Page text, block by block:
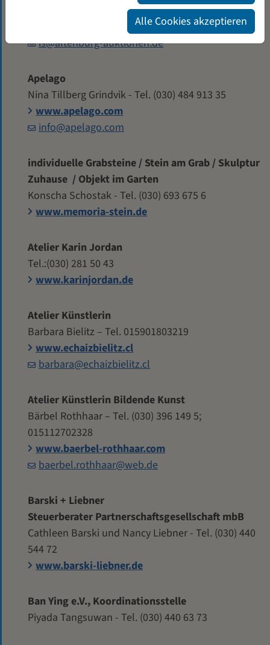
Altenburg Photographie Auktionen
Ilona Schäfer - Tel. (030) 695 644 33
is@altenburg-auktionen.de
Apelago
Nina Tillberg Grindvik - Tel. (030) 484 913 35
www.apelago.com
info@apelago.com
individuelle Grabsteine / Stein am Grab / Skulptur
Zuhause / Objekt im Garten
Konscha Schostak - Tel. (030) 693 675 6
www.memoria-stein.de
Atelier Karin Jordan
Tel.:(030) 281 50 43
www.karinjordan.de
Atelier Künstlerin
Barbara Bielitz – Tel. 015901803219
www.echaizbielitz.cl
barbara@echaizbielitz.cl
Atelier Künstlerin Bildende Kunst
Bärbel Rothhaar – Tel. (030) 396 149 5;
015112702328
www.baerbel-rothhaar.com
baerbel.rothhaar@web.de
Barski + Liebner
Steuerberater Partnerschaftsgesellschaft mbB
Cathleen Barski und Nancy Liebner - Tel. (030) 440
544 72
www.barski-liebner.de
Ban Ying e.V., Koordinationsstelle
Piyada Tangsuwan - Tel. (030) 440 63 73
Alle Cookies akzeptieren